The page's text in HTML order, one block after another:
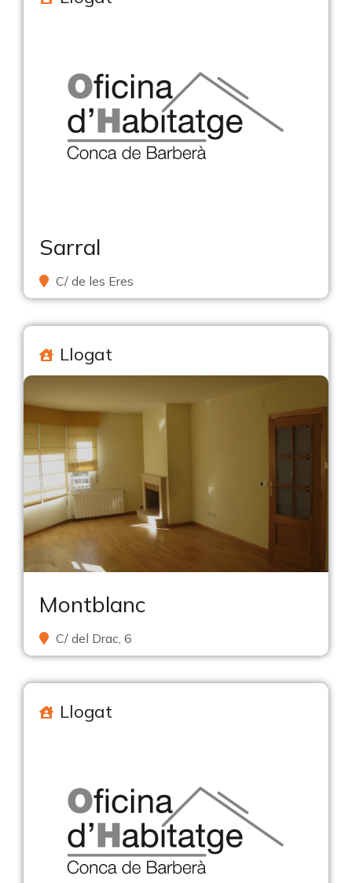
Sarral
C/ de les Eres
Llogat
Montblanc
C/ del Drac, 6
Llogat